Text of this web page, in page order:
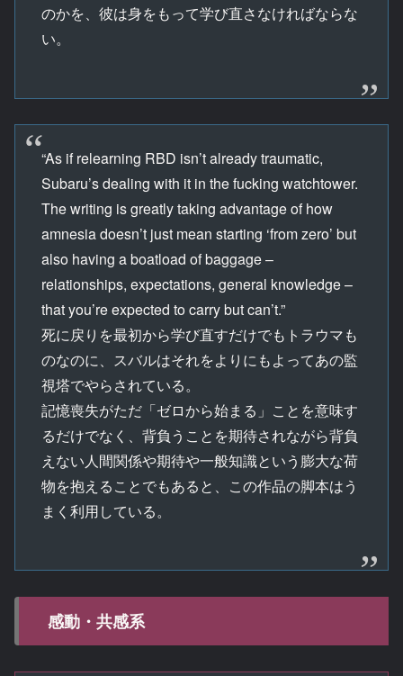
のかを、彼は身をもって学び直さなければならな
い。
“As if relearning RBD isn’t already traumatic,
Subaru’s dealing with it in the fucking watchtower.
The writing is greatly taking advantage of how
amnesia doesn’t just mean starting ‘from zero’ but
also having a boatload of baggage –
relationships, expectations, general knowledge –
that you’re expected to carry but can’t.”
死に戻りを最初から学び直すだけでもトラウマも
のなのに、スバルはそれをよりにもよってあの監
視塔でやらされている。
記憶喪失がただ「ゼロから始まる」ことを意味す
るだけでなく、背負うことを期待されながら背負
えない人間関係や期待や一般知識という膨大な荷
物を抱えることでもあると、この作品の脚本はう
まく利用している。
感動・共感系